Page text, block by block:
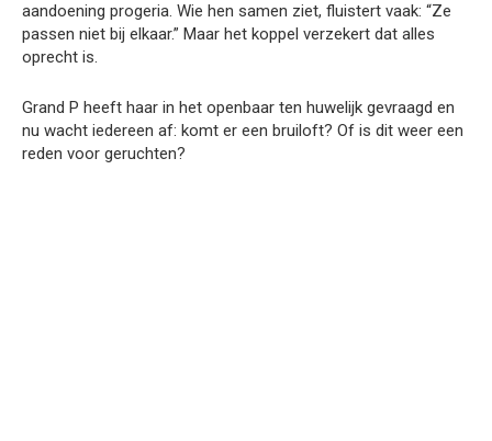
aandoening progeria. Wie hen samen ziet, fluistert vaak: “Ze
passen niet bij elkaar.” Maar het koppel verzekert dat alles
oprecht is.
Grand P heeft haar in het openbaar ten huwelijk gevraagd en
nu wacht iedereen af: komt er een bruiloft? Of is dit weer een
reden voor geruchten?